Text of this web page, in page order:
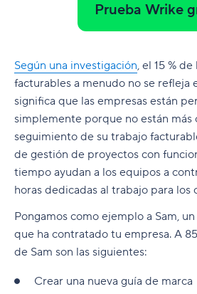
Prueba Wrike
Según una investigación, el 15 %
facturables a menudo no se refleja
significa que las empresas están
simplemente porque no están más
seguimiento de su trabajo
de gestión de proyectos con
tiempo ayudan a los equipos a
horas dedicadas al trabajo para los
Pongamos como ejemplo a Sam,
que ha contratado tu empresa. A
de Sam son las siguientes:
Crear una nueva guía de marca